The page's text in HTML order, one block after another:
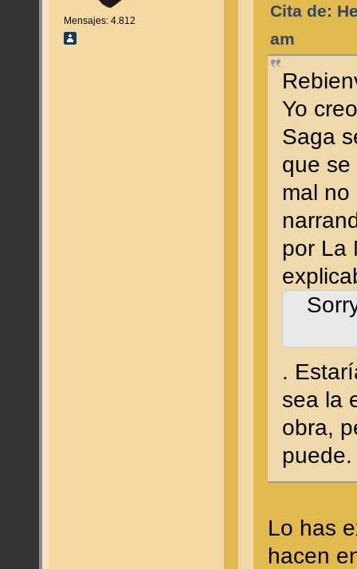
Mensajes: 4.812
Cita de:
am
Yo
Saga
que se
mal no
por La
.
sea la
obra,
puede.
Lo has
hacen